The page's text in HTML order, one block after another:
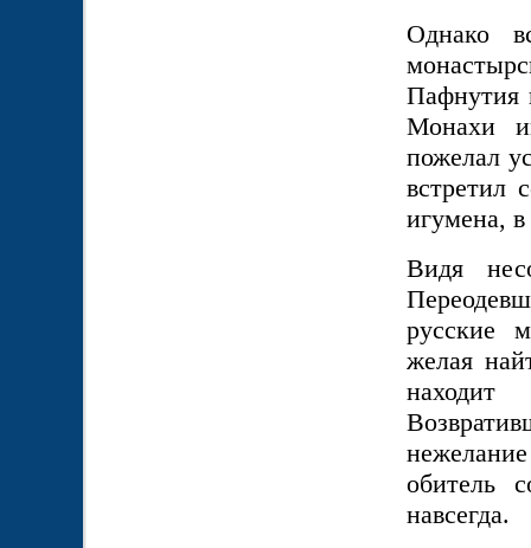
Однако
Пафнутия
Монахи
пожелал
встретил
игумена,
Видя
русские
желая
находит
обитель
навсегда.